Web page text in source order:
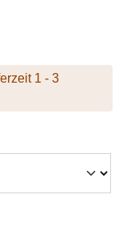
1 - 3